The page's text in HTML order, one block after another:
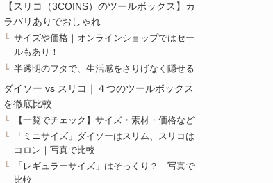
【スリコ（3COINS）のツールボックス】カ
ラバリありでおしゃれ
サイズや価格｜オンラインショップではセー
ルもあり！
半透明のフタで、生活感をさりげなく隠せる
ダイソー vs スリコ｜４つのツールボックス
を徹底比較
【一覧でチェック】サイズ・素材・価格など
「ミニサイズ」ダイソーはスリム、スリコは
コロン｜写真で比較
「レギュラーサイズ」はそっくり？｜写真で
比較